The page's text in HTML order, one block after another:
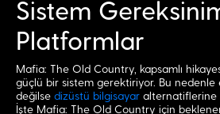
Sistem
Platformlar
Mafia: The Old Country, kapsamlı
güçlü bir sistem gerektiriyor. Bu nedenle
değilse dizüstü bilgisayar alternatiflerine
İşte Mafia: The Old Country için